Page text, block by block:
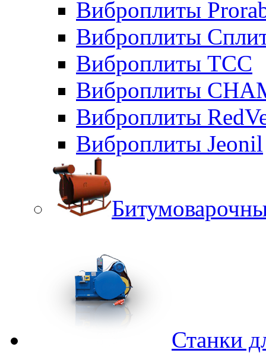
Виброплиты
Виброплиты
Виброплиты ТСС
Виброплиты
Виброплиты
Виброплиты Jeonil
Станки